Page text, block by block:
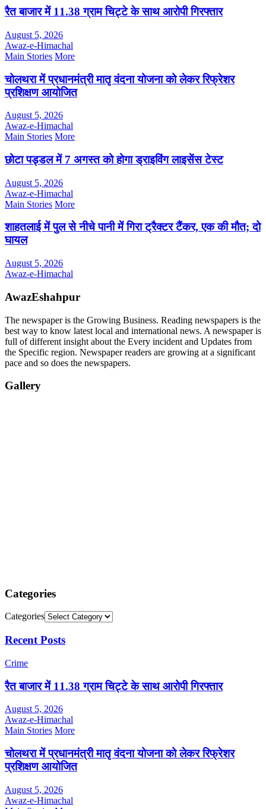
रैत बाजार में 11.38 ग्राम चिट्टे के साथ आरोपी गिरफ्तार
August 5, 2026
Awaz-e-Himachal
Main Stories More
चोलथरा में प्रधानमंत्री मातृ वंदना योजना को लेकर रिफ्रेशर
प्रशिक्षण आयोजित
August 5, 2026
Awaz-e-Himachal
Main Stories More
छोटा पड्डल में 7 अगस्त को होगा ड्राइविंग लाइसेंस टेस्ट
August 5, 2026
Awaz-e-Himachal
Main Stories More
शाहतलाई में पुल से नीचे पानी में गिरा ट्रैक्टर टैंकर, एक की मौत; दो
घायल
August 5, 2026
Awaz-e-Himachal
AwazEshahpur
The newspaper is the Growing Business. Reading newspapers is the
best way to know latest local and international news. A newspaper is
full of different insight about the Every incident and Updates from
the Specific region. Newspaper readers are growing at a significant
pace and so does the newspapers.
Gallery
Categories
Categories
Recent Posts
Crime
रैत बाजार में 11.38 ग्राम चिट्टे के साथ आरोपी गिरफ्तार
August 5, 2026
Awaz-e-Himachal
Main Stories More
चोलथरा में प्रधानमंत्री मातृ वंदना योजना को लेकर रिफ्रेशर
प्रशिक्षण आयोजित
August 5, 2026
Awaz-e-Himachal